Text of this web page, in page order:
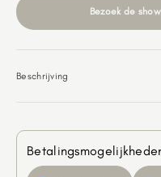
Bezoek de
Beschrijving